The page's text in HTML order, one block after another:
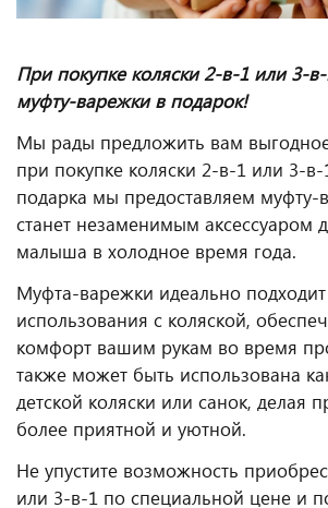
При покупке коляски 2-в-1 или 3-
муфту-варежки в подарок!
Мы рады предложить вам
при покупке коляски 2-в-1 или 3-в-
подарка мы предоставляем муфту-
станет незаменимым аксессуаром
малыша в холодное время года.
Муфта-варежки идеально
использования с коляской,
комфорт вашим рукам во время
также может быть использована
детской коляски или санок, делая
более приятной и уютной.
Не упустите возможность
или 3-в-1 по специальной цене и